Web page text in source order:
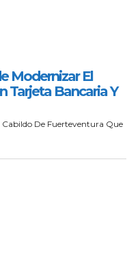
Modernizar El
Tarjeta Bancaria Y
De Fuerteventura Que